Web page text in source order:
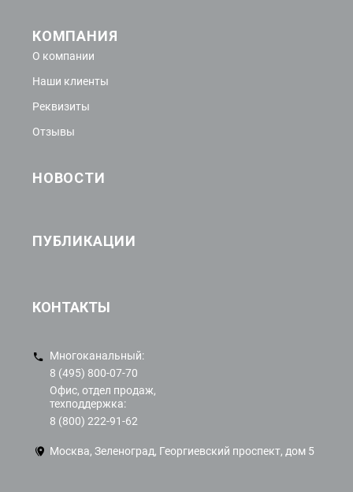
КОМПАНИЯ
О компании
Наши клиенты
Реквизиты
Отзывы
НОВОСТИ
ПУБЛИКАЦИИ
КОНТАКТЫ
Многоканальный:
8 (495) 800-07-70
Офис, отдел продаж,
техподдержка:
8 (800) 222-91-62
Москва, Зеленоград, Георгиевский проспект, дом 5